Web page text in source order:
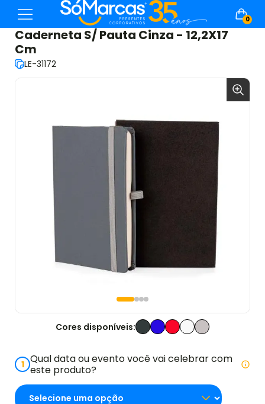
0
Caderneta S/ Pauta Cinza - 12,2X17
Cm
LE-31172
Cores disponíveis:
1 Qual data ou evento você vai celebrar com
este produto?